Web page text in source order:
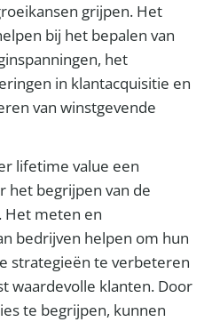
grijpen. Het
bij het bepalen van
het
in klantacquisitie en
van winstgevende
lifetime value een
het begrijpen van de
Het meten en
bedrijven helpen om hun
strategieën te verbeteren
waardevolle klanten. Door
te begrijpen, kunnen